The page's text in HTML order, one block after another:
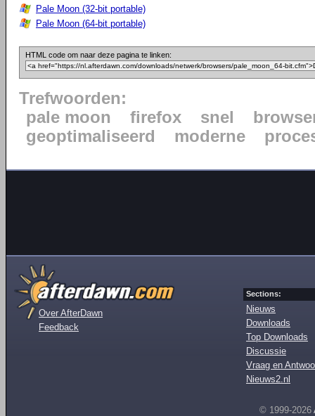
Pale Moon (32-bit portable)
Pale Moon (64-bit portable)
HTML code om naar deze pagina te linken:
Trefwoorden:
pale moon
firefox snel
geoptimaliseerd
moderne
Over AfterDawn
Feedback
Sections:
Nieuws
Downloads
Top Downloads
Discussie
Vraag en
Nieuws2.nl
© 1999-2026